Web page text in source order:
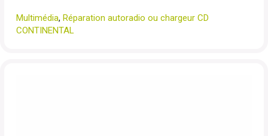
Multimédia, Réparation autoradio ou chargeur CD
CONTINENTAL